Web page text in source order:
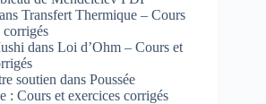
Transfert Thermique – Cours
corrigés
dans Loi d’Ohm – Cours et
soutien dans Poussée
: Cours et exercices corrigés